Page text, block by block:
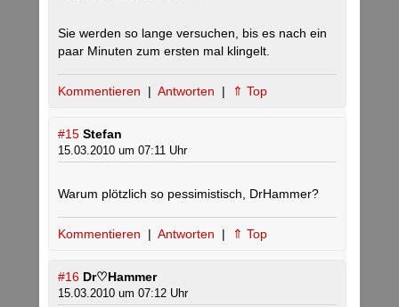
Sie werden so lange versuchen, bis es nach ein
paar Minuten zum ersten mal klingelt.
Kommentieren | Antworten | ⇑ Top
#15 Stefan
15.03.2010 um 07:11 Uhr
Warum plötzlich so pessimistisch, DrHammer?
Kommentieren | Antworten | ⇑ Top
#16 Dr♡Hammer
15.03.2010 um 07:12 Uhr